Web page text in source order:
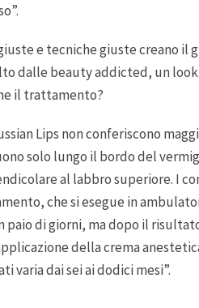
e tecniche giuste creano il
dalle beauty addicted, un
il trattamento?
Lips non conferiscono
solo lungo il bordo del
al labbro superiore. I
che si esegue in
paio di giorni, ma dopo il
della crema
varia dai sei ai dodici mesi”.